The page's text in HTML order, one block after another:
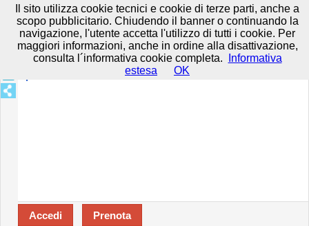
Prenota in tutta sicurezza con HTTPS All rights reserved. Privacy e
Cookie-Disclaimer-Termini d'uso
Specializzazioni:
Il sito utilizza cookie tecnici e cookie di terze parti, anche a
scopo pubblicitario. Chiudendo il banner o continuando la
navigazione, l'utente accetta l'utilizzo di tutti i cookie. Per
maggiori informazioni, anche in ordine alla disattivazione,
consulta l´informativa cookie completa.
Informativa
estesa
OK